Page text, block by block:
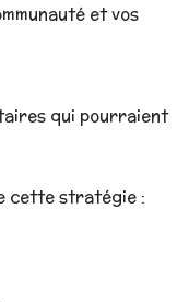
et vos
qui pourraient
cette stratégie :